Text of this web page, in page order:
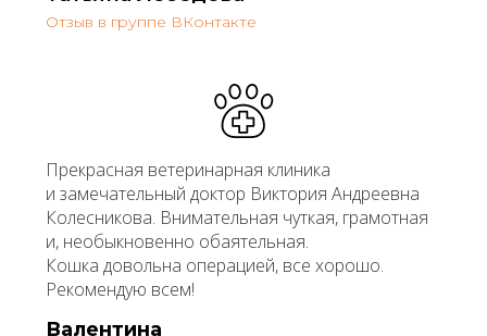
Отзыв в группе ВКонтакте
Прекрасная ветеринарная клиника
и замечательный доктор Виктория Андреевна
Колесникова. Внимательная чуткая, грамотная
и, необыкновенно обаятельная.
Кошка довольна операцией, все хорошо.
Рекомендую всем!
Валентина